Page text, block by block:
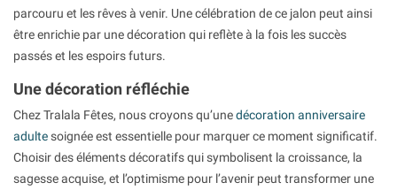
parcouru et les rêves à venir. Une célébration de ce jalon peut ainsi
être enrichie par une décoration qui reflète à la fois les succès
passés et les espoirs futurs.
Une décoration réfléchie
Chez Tralala Fêtes, nous croyons qu’unedécoration anniversaire
adultesoignée est essentielle pour marquer ce moment significatif.
Choisir des éléments décoratifs qui symbolisent la croissance, la
sagesse acquise, et l’optimisme pour l’avenir peut transformer une